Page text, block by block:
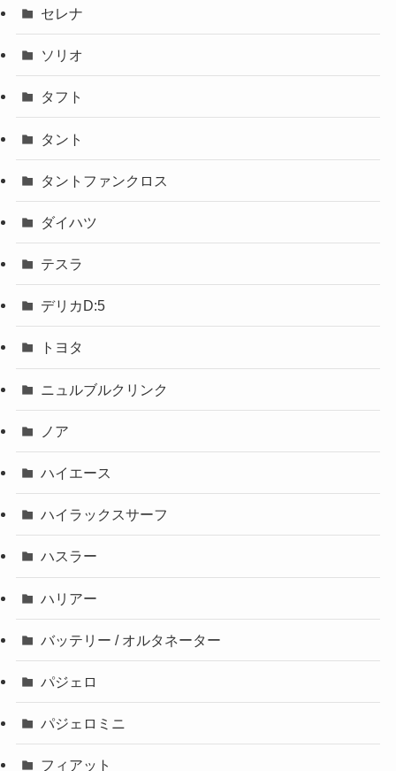
セレナ
ソリオ
タフト
タント
タントファンクロス
ダイハツ
テスラ
デリカD:5
トヨタ
ニュルブルクリンク
ノア
ハイエース
ハイラックスサーフ
ハスラー
ハリアー
バッテリー / オルタネーター
パジェロ
パジェロミニ
フィアット